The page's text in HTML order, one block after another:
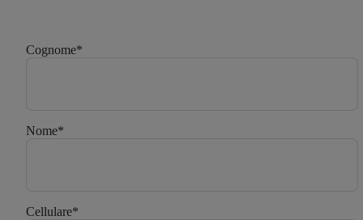
Cognome*
Nome*
Cellulare*